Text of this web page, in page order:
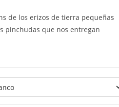
de los erizos de tierra pequeñas
pinchudas que nos entregan